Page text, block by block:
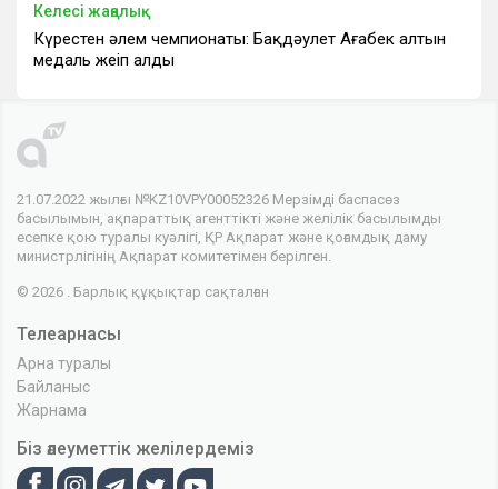
Келесі жаңалық
Күрестен әлем чемпионаты: Бақдәулет Ағабек алтын
медаль жеңіп алды
21.07.2022 жылғы №KZ10VPY00052326 Мерзімді баспасөз
басылымын, ақпараттық агенттікті және желілік басылымды
есепке қою туралы куәлігі, ҚР Ақпарат және қоғамдық даму
министрлігінің Ақпарат комитетімен берілген.
© 2026 . Барлық құқықтар сақталған
Телеарнасы
Арна туралы
Байланыс
Жарнама
Біз әлеуметтік желілердеміз